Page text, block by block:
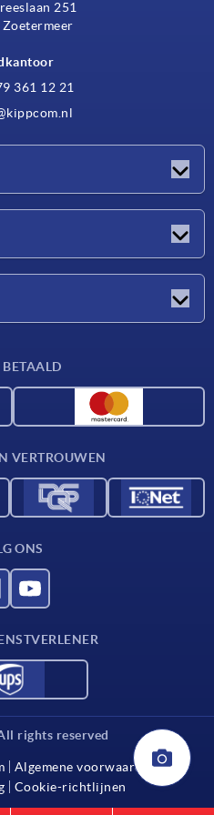
251
Zoetermeer
361 12 21
VERTROUWEN
ONS
rights reserved
Algemene voorwaarden
Cookie-richtlijnen